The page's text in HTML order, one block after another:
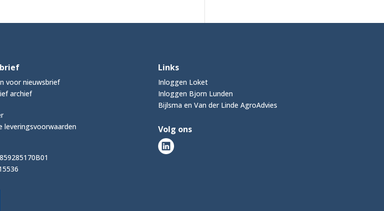
voor nieuwsbrief
archief
leveringsvoorwaarden
Links
Inloggen Loket
Inloggen Bjorn Lunden
Bijlsma en Van der Linde AgroAdvies
Volg ons